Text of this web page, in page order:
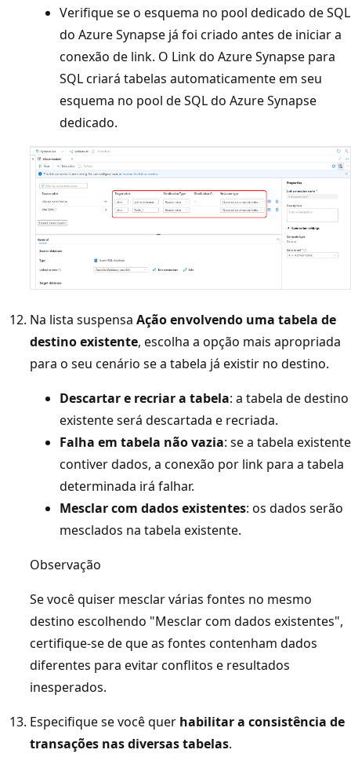
Verifique se o esquema no pool dedicado de SQL
do Azure Synapse já foi criado antes de iniciar a
conexão de link. O Link do Azure Synapse para
SQL criará tabelas automaticamente em seu
esquema no pool de SQL do Azure Synapse
dedicado.
Na lista suspensa Ação envolvendo uma tabela de
destino existente, escolha a opção mais apropriada
para o seu cenário se a tabela já existir no destino.
Descartar e recriar a tabela: a tabela de destino
existente será descartada e recriada.
Falha em tabela não vazia: se a tabela existente
contiver dados, a conexão por link para a tabela
determinada irá falhar.
Mesclar com dados existentes: os dados serão
mesclados na tabela existente.
Observação
Se você quiser mesclar várias fontes no mesmo
destino escolhendo "Mesclar com dados existentes",
certifique-se de que as fontes contenham dados
diferentes para evitar conflitos e resultados
inesperados.
Especifique se você quer habilitar a consistência de
transações nas diversas tabelas.